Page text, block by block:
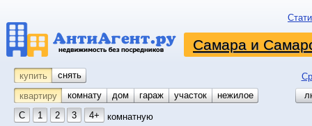
Самара и
купить снять
квартиру
комнату койко-место
дом гараж участок
нежилое
С
1 2 3 4+ комнатную